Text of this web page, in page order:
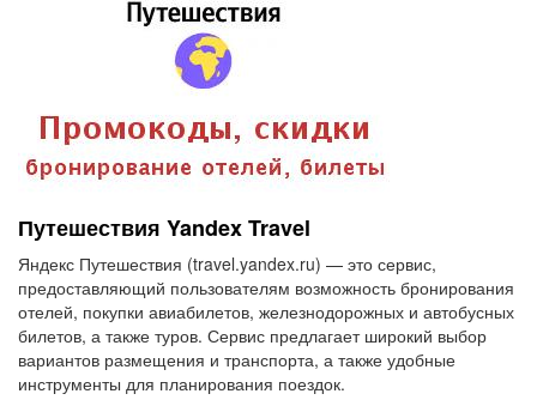
Путешествия Yandex Travel
Яндекс Путешествия (travel.yandex.ru) — это сервис,
предоставляющий пользователям возможность бронирования
отелей, покупки авиабилетов, железнодорожных и автобусных
билетов, а также туров. Сервис предлагает широкий выбор
вариантов размещения и транспорта, а также удобные
инструменты для планирования поездок.